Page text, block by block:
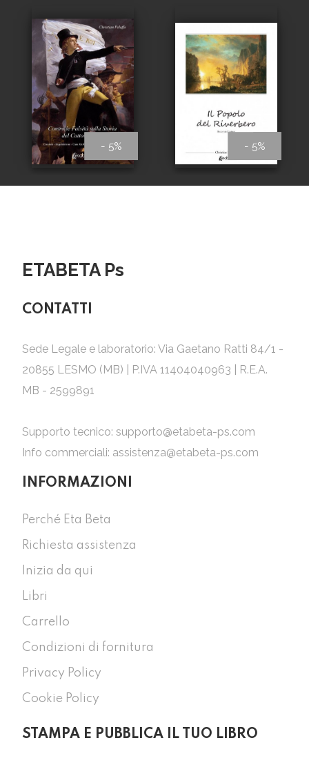
- 5% - 5%
ETABETA Ps
CONTATTI
Sede Legale e laboratorio: Via Gaetano Ratti 84/1 -
20855 LESMO (MB) | P.IVA 11404040963 | R.E.A.
MB - 2599891
Supporto tecnico: supporto@etabeta-ps.com
Info commerciali: assistenza@etabeta-ps.com
INFORMAZIONI
Perché Eta Beta
Richiesta assistenza
Inizia da qui
Libri
Carrello
Condizioni di fornitura
Privacy Policy
Cookie Policy
STAMPA E PUBBLICA IL TUO LIBRO